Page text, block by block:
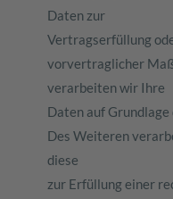
Daten zur
Vertragserfüllung
vorvertraglicher
verarbeiten wir Ihre
Daten auf Grundlage
Des Weiteren
diese
zur Erfüllung einer